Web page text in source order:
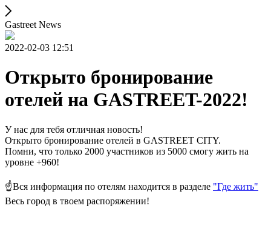
Gastreet News
2022-02-03 12:51
Открыто бронирование
отелей на GASTREET-2022!
У нас для тебя отличная новость!
Открыто бронирование отелей в GASTREET CITY.
Помни, что только 2000 участников из 5000 смогу жить на
уровне +960!
☝️Вся информация по отелям находится в разделе "Где жить"
Весь город в твоем распоряжении!